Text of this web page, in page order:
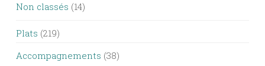
Non classés (14)
Plats (219)
Accompagnements (38)